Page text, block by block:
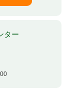
ター